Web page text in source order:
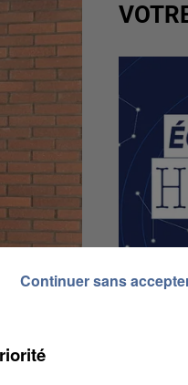
Continuer sans